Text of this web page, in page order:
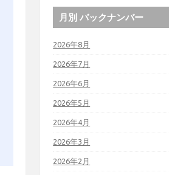
月別 バックナンバー
2026年8月
2026年7月
2026年6月
2026年5月
2026年4月
2026年3月
2026年2月